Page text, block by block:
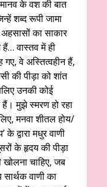
के वश की बात
शब्द रूपी जामा
का साकार
वास्तव में ही
वे अस्तित्वहीन हैं,
की पीड़ा को शांत
उनकी कोई
मुझे स्मरण हो रहा
मनवा शीतल होय/
द्वारा मधुर वाणी
के हृदय की पीड़ा
चाहिए, जब
वाणी का